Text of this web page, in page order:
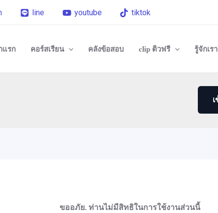
line youtube tiktok
แรก คอร์สเรียน คลังข้อสอบ clip ติวฟรี รู้จักเรา
ขออภัย. ท่านไม่มีสิทธิในการใช้งานส่วนนี้